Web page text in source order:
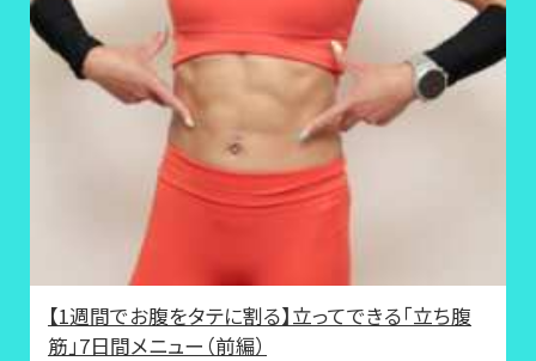
【1週間でお腹をタテに割る】立ってできる「立ち腹
筋」7日間メニュー（前編）